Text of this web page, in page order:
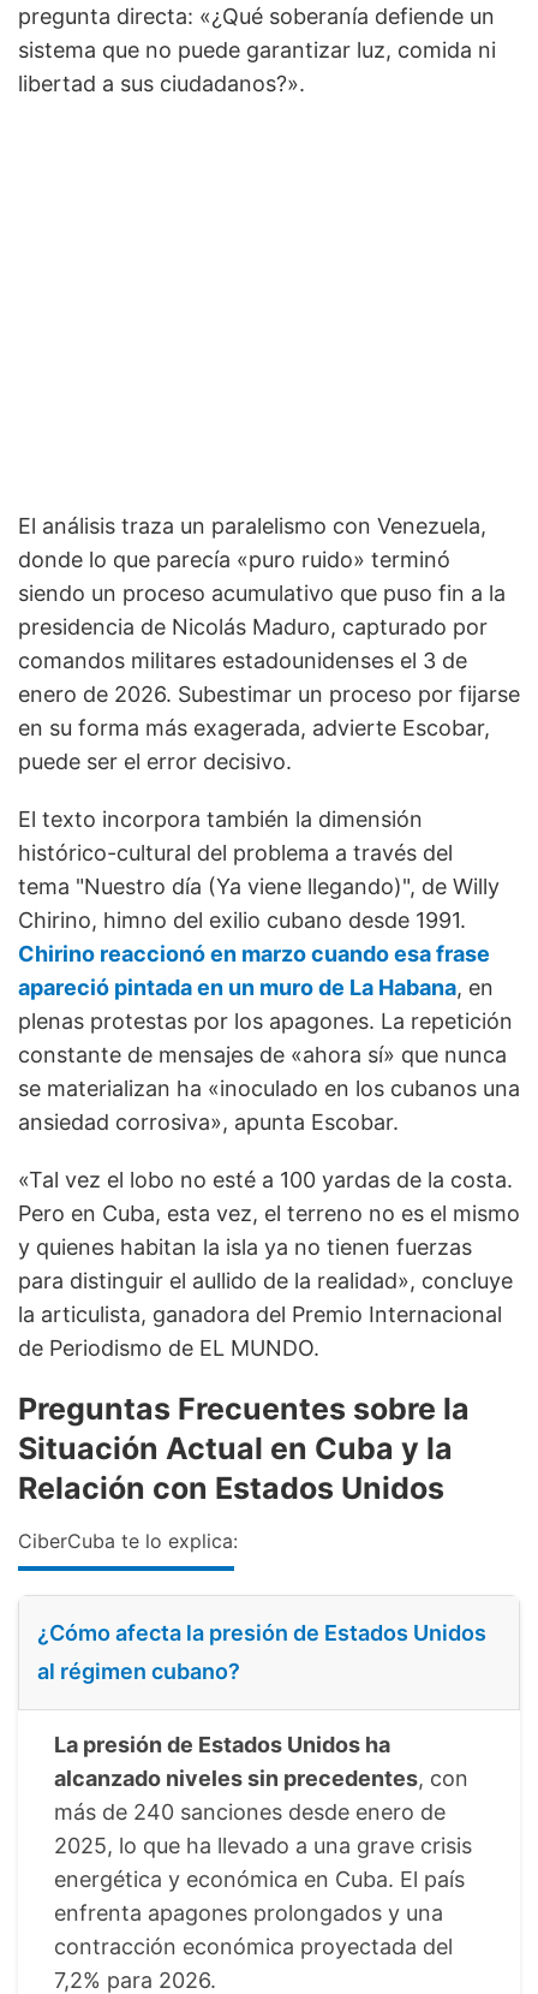
pregunta directa: «¿Qué soberanía defiende un
sistema que no puede garantizar luz, comida ni
libertad a sus ciudadanos?».
El análisis traza un paralelismo con Venezuela,
donde lo que parecía «puro ruido» terminó
siendo un proceso acumulativo que puso fin a la
presidencia de Nicolás Maduro, capturado por
comandos militares estadounidenses el 3 de
enero de 2026. Subestimar un proceso por fijarse
en su forma más exagerada, advierte Escobar,
puede ser el error decisivo.
El texto incorpora también la dimensión
histórico-cultural del problema a través del
tema "Nuestro día (Ya viene llegando)", de Willy
Chirino, himno del exilio cubano desde 1991.
Chirino reaccionó en marzo cuando esa frase
apareció pintada en un muro de La Habana, en
plenas protestas por los apagones. La repetición
constante de mensajes de «ahora sí» que nunca
se materializan ha «inoculado en los cubanos una
ansiedad corrosiva», apunta Escobar.
«Tal vez el lobo no esté a 100 yardas de la costa.
Pero en Cuba, esta vez, el terreno no es el mismo
y quienes habitan la isla ya no tienen fuerzas
para distinguir el aullido de la realidad», concluye
la articulista, ganadora del Premio Internacional
de Periodismo de EL MUNDO.
Preguntas Frecuentes sobre la
Situación Actual en Cuba y la
Relación con Estados Unidos
CiberCuba te lo explica:
¿Cómo afecta la presión de Estados Unidos
al régimen cubano?
La presión de Estados Unidos ha
alcanzado niveles sin precedentes, con
más de 240 sanciones desde enero de
2025, lo que ha llevado a una grave crisis
energética y económica en Cuba. El país
enfrenta apagones prolongados y una
contracción económica proyectada del
7,2% para 2026.